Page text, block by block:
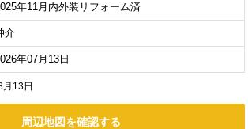
年11月内外装リフォーム済
介
年07月13日
月13日
周辺地図を確認する